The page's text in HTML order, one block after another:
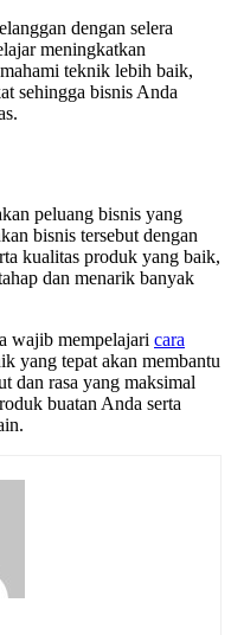
dengan selera
meningkatkan
teknik lebih baik,
sehingga bisnis Anda
peluang bisnis yang
bisnis tersebut dengan
kualitas produk yang baik,
dan menarik banyak
wajib mempelajari cara
yang tepat akan membantu
dan rasa yang maksimal
buatan Anda serta